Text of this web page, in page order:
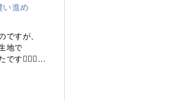
ーディネートの幅が広がる、便利なワ
が合わなかったり、ウエストがきつか
すが、
地で
す🙇‍♀️✨
本当にわか